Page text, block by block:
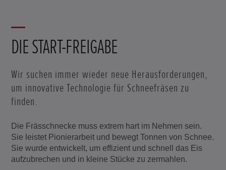
DIE START-FREIGABE
Wir suchen immer wieder neue Herausforderungen,
um innovative Technologie für Schneefräsen zu
finden.
Die Frässchnecke muss extrem hart im Nehmen sein.
Sie leistet Pionierarbeit und bewegt Tonnen von Schnee.
Sie wurde entwickelt, um effizient und schnell das Eis
aufzubrechen und in kleine Stücke zu zermahlen.